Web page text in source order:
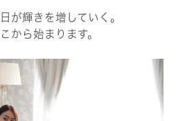
が輝きを増していく。
から始まります。